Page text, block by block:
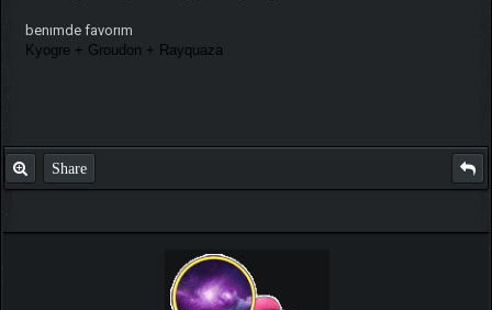
benımde favorım
Kyogre + Groudon + Rayquaza
Share